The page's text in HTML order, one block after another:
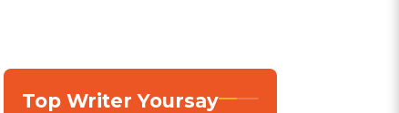
Top Writer Yoursay